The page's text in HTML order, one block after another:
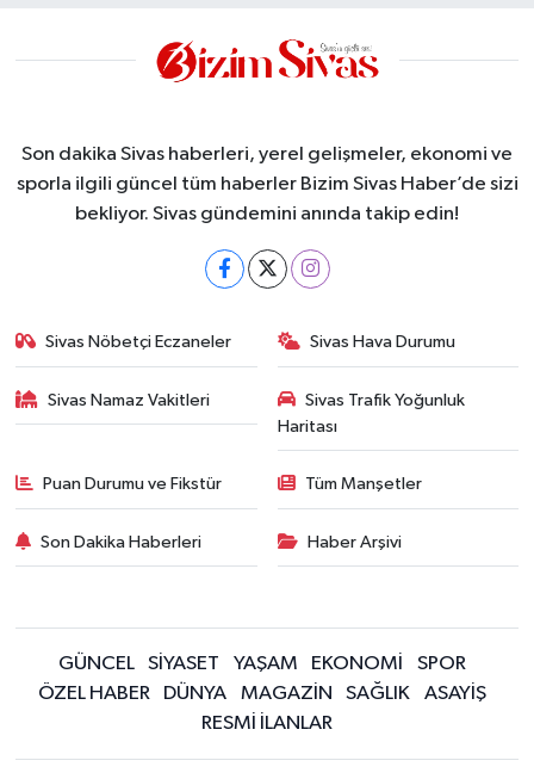
Son dakika Sivas haberleri, yerel gelişmeler, ekonomi ve
sporla ilgili güncel tüm haberler Bizim Sivas Haber’de sizi
bekliyor. Sivas gündemini anında takip edin!
Sivas Nöbetçi Eczaneler Sivas Hava Durumu
Sivas Namaz Vakitleri
Sivas Trafik Yoğunluk
Haritası
Puan Durumu ve Fikstür Tüm Manşetler
Son Dakika Haberleri Haber Arşivi
GÜNCEL SİYASET YAŞAM EKONOMİ
SPOR
ÖZEL HABER
DÜNYA MAGAZİN SAĞLIK
ASAYİŞ
RESMİ İLANLAR